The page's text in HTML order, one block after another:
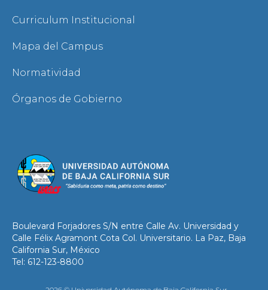
Curriculum Institucional
Mapa del Campus
Normatividad
Órganos de Gobierno
Boulevard Forjadores S/N entre Calle Av. Universidad y
Calle Félix Agramont Cota Col. Universitario. La Paz, Baja
California Sur, México
Tel: 612-123-8800